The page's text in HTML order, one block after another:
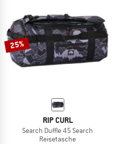
25%
RIP CURL
Search Duffle 45 Search
Reisetasche